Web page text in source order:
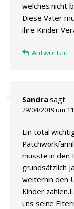
welches nicht
Diese Väter
ihre Kinder
Antworten
Sandra sagt:
29/04/2019 um
Ein total
musste in den
grundsätzlich
weiterhin den
Kinder
uns seine